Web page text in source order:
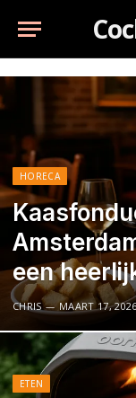
HORECA
een
CHRIS MAART 17, 2026
ETEN